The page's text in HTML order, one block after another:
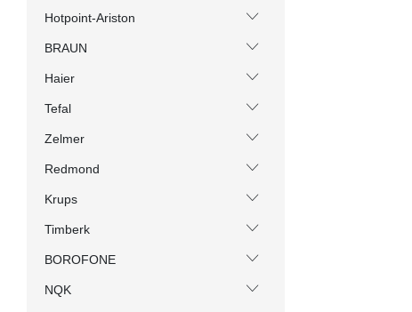
Hotpoint-Ariston
BRAUN
Haier
Tefal
Zelmer
Redmond
Krups
Timberk
BOROFONE
NQK